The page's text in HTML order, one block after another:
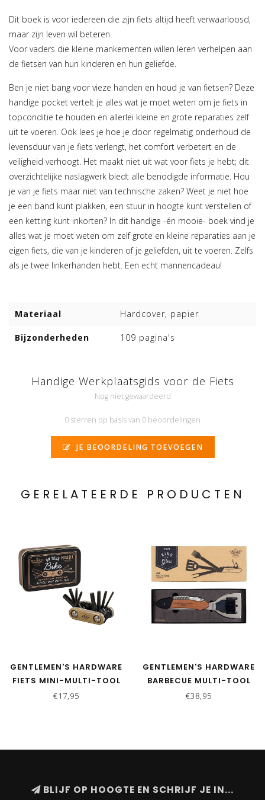
Dit boek is voor iedereen die zijn fiets altijd heeft verwaarloosd,
maar zijn leven wil beteren.
Voor vaders die kleine mankementen willen leren verhelpen aan
de fietsen van hun kinderen en hun geliefde.
Ben je niet bang voor vieze handen en houd je van fietsen? Deze
handige pocket vertelt je alles wat je moet weten om je fiets in
topconditie te houden en allerlei kleine en grote reparaties zelf
uit te voeren. Ook lees je hoe je door regelmatig onderhoud de
levensduur van je fiets verlengt, het comfort verbetert en de
veiligheid verhoogt. Het maakt niet uit wat voor fiets je hebt; dit
overzichtelijke naslagwerk biedt alle benodigde informatie. Hou
je van je fiets maar niet van technische zaken? Weet je niet hoe
je een band kunt plakken, een stuur in hoogte kunt verstellen of
een ketting kunt inkorten? In dit handige -én mooie- boek vind je
alles wat je moet weten om zelf grote en kleine reparaties aan je
eigen fiets, die van je kinderen of je geliefden, uit te voeren. Zelfs
als je twee linkerhanden hebt. Een echt mannencadeau!
Materiaal Hardcover, papier
Bijzonderheden 109 pagina's
Handige Werkplaatsgids voor de Fiets
Nog niet gewaardeerd
0 sterren op basis van 0 beoordelingen
JE BEOORDELING TOEVOEGEN
GERELATEERDE PRODUCTEN
GENTLEMEN'S HARDWARE
FIETS MINI-MULTI-TOOL
€17,95
GENTLEMEN'S HARDWARE
BARBECUE MULTI-TOOL
€38,95
BLIJF OP HOOGTE EN SCHRIJF JE IN...